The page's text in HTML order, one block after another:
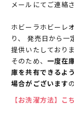
メールにてご連絡
ホビーラホビーレ
り、 発売日から一
提供いたしておりま
そのため、 一度在
庫を共有できるよ
場合がございます
【お洗濯方法】こ